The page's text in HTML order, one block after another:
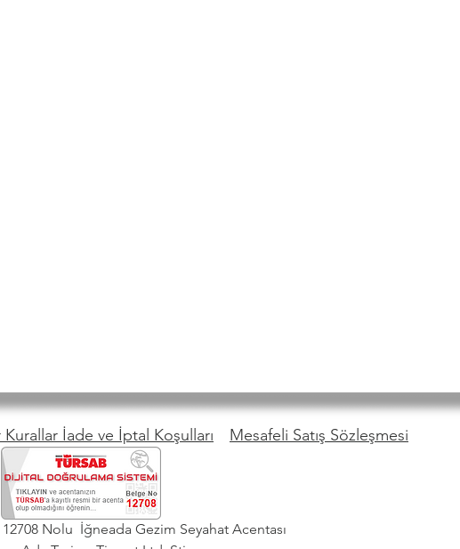
Kurallar İade ve İptal Koşulları Mesafeli Satış Sözleşmesi
Nolu İğneada Gezim Seyahat Acentası